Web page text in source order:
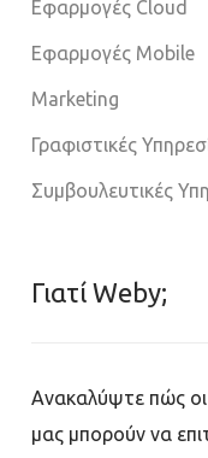
Εφαρμογές Cloud
Εφαρμογές Mobile
Marketing
Γραφιστικές
Συμβουλευτικές
Γιατί Weby;
Ανακαλύψτε πώς οι
μας μπορούν να